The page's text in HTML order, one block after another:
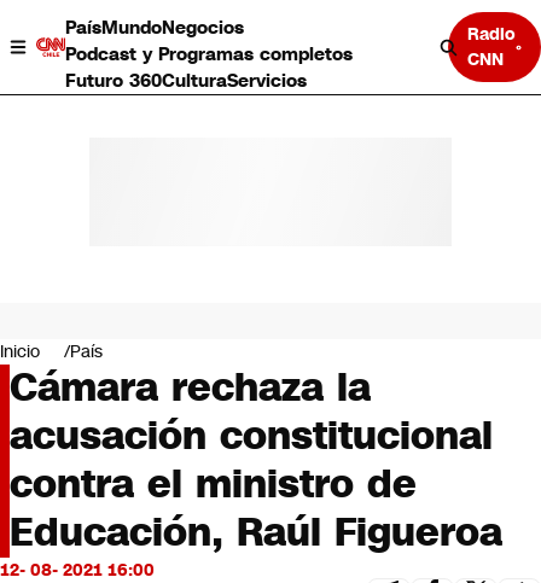
PaísMundoNegocios
Podcast y Programas completos
Futuro 360CulturaServicios
Radio
CNN
Negocios
Deportes
Programas completos
Cultura
Servicios
Bits
CNN tiempo
Futuro 360
Inicio País
Cámara rechaza la
acusación constitucional
contra el ministro de
Educación, Raúl Figueroa
12- 08- 2021 16:00